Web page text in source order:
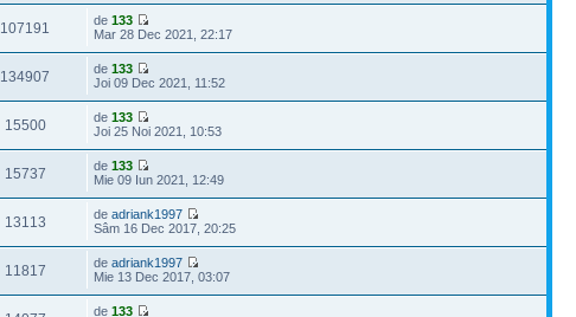
107191 de133
Mar 28 Dec 2021, 22:17
134907 de133
Joi 09 Dec 2021, 11:52
15500 de133
Joi 25 Noi 2021, 10:53
15737 de133
Mie 09 Iun 2021, 12:49
13113 deadriank1997
Sâm 16 Dec 2017, 20:25
11817 deadriank1997
Mie 13 Dec 2017, 03:07
de133